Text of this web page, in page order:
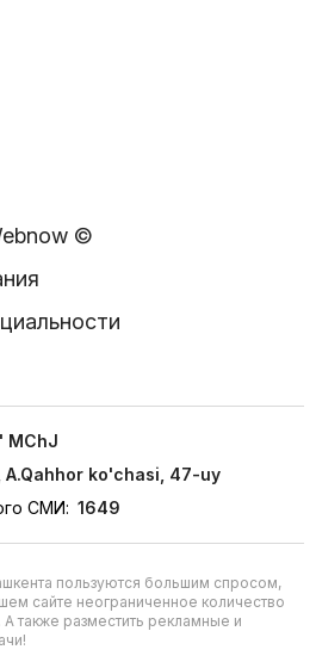
©
MChJ
A.Qahhor ko'chasi, 47-uy
СМИ: 1649
пользуются большим спросом,
сайте неограниченное количество
также разместить рекламные и